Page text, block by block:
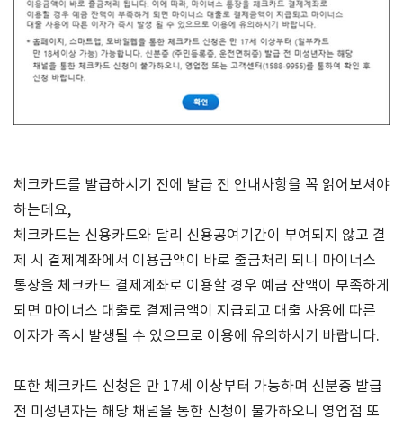
체크카드를 발급하시기 전에 발급 전 안내사항을 꼭 읽어보셔야
하는데요,
체크카드는 신용카드와 달리 신용공여기간이 부여되지 않고 결
제 시 결제계좌에서 이용금액이 바로 출금처리 되니 마이너스
통장을 체크카드 결제계좌로 이용할 경우 예금 잔액이 부족하게
되면 마이너스 대출로 결제금액이 지급되고 대출 사용에 따른
이자가 즉시 발생될 수 있으므로 이용에 유의하시기 바랍니다.
또한 체크카드 신청은 만 17세 이상부터 가능하며 신분증 발급
전 미성년자는 해당 채널을 통한 신청이 불가하오니 영업점 또